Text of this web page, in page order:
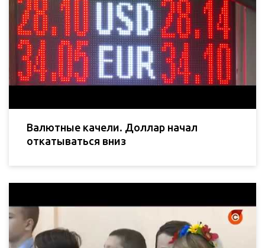
Валютные качели. Доллар начал
откатываться вниз